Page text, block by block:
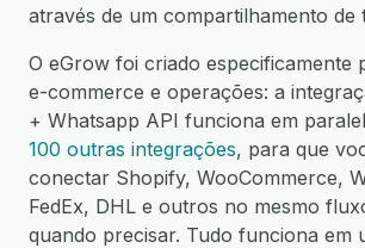
através de um compartilhamento de
O eGrow foi criado especificamente
e-commerce e operações: a
+ Whatsapp API funciona em
100 outras integrações, para que
conectar Shopify, WooCommerce,
FedEx, DHL e outros no mesmo
quando precisar. Tudo funciona em